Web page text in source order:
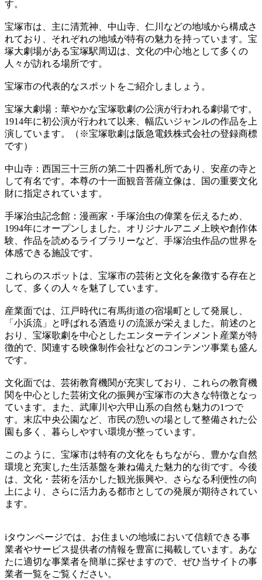
す。
宝塚市は、主に清荒神、中山寺、仁川などの地域から構成さ
れており、それぞれの地域が特有の魅力を持っています。宝
塚大劇場がある宝塚駅周辺は、文化の中心地として多くの
人々が訪れる場所です。
宝塚市の代表的なスポットをご紹介しましょう。
宝塚大劇場：華やかな宝塚歌劇の公演が行われる劇場です。
1914年に初公演が行われて以来、幅広いジャンルの作品を上
演しています。（※宝塚歌劇は阪急電鉄株式会社の登録商標
です）
中山寺：西国三十三所の第二十四番札所であり、安産の寺と
して有名です。本尊の十一面観音菩薩立像は、国の重要文化
財に指定されています。
手塚治虫記念館：漫画家・手塚治虫の偉業を伝えるため、
1994年にオープンしました。オリジナルアニメ上映や創作体
験、作品を読めるライブラリーなど、手塚治虫作品の世界を
体感できる施設です。
これらのスポットは、宝塚市の芸術と文化を象徴する存在と
して、多くの人々を魅了しています。
産業面では、江戸時代に有馬街道の宿場町として発展し、
「小浜流」と呼ばれる酒造りの流派が栄えました。前述のと
おり、宝塚歌劇を中心としたエンターテインメント産業が特
徴的で、関連する映像制作会社などのコンテンツ事業も盛ん
です。
文化面では、芸術教育機関が充実しており、これらの教育機
関を中心とした芸術文化の振興が宝塚市の大きな特徴となっ
ています。また、武庫川や六甲山系の自然も魅力の1つで
す。末広中央公園など、市民の憩いの場として整備された公
園も多く、暮らしやすい環境が整っています。
このように、宝塚市は特有の文化をもちながら、豊かな自然
環境と充実した生活基盤を兼ね備えた魅力的な街です。今後
は、文化・芸術を活かした観光振興や、さらなる利便性の向
上により、さらに活力ある都市としての発展が期待されてい
ます。
iタウンページでは、お住まいの地域において信頼できる事
業者やサービス提供者の情報を豊富に掲載しています。あな
たに適切な事業者を簡単に探せますので、ぜひ当サイトの事
業者一覧をご覧ください。